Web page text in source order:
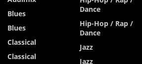
Blues
Blues
Classical
Classical
Dance
Hip-Hop / Rap /
Dance
Jazz
Jazz